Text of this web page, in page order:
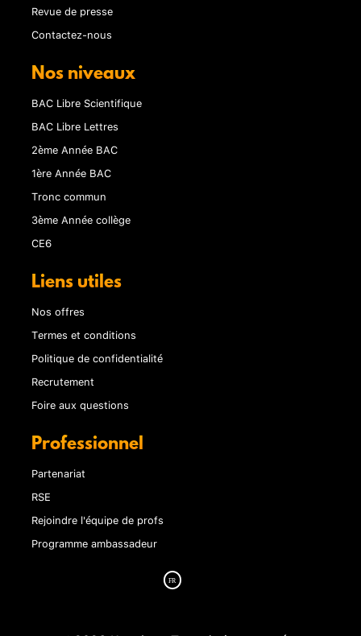
Revue de presse
Contactez-nous
Nos niveaux
BAC Libre Scientifique
BAC Libre Lettres
2ème Année BAC
1ère Année BAC
Tronc commun
3ème Année collège
CE6
Liens utiles
Nos offres
Termes et conditions
Politique de confidentialité
Recrutement
Foire aux questions
Professionnel
Partenariat
RSE
Rejoindre l'équipe de profs
Programme ambassadeur